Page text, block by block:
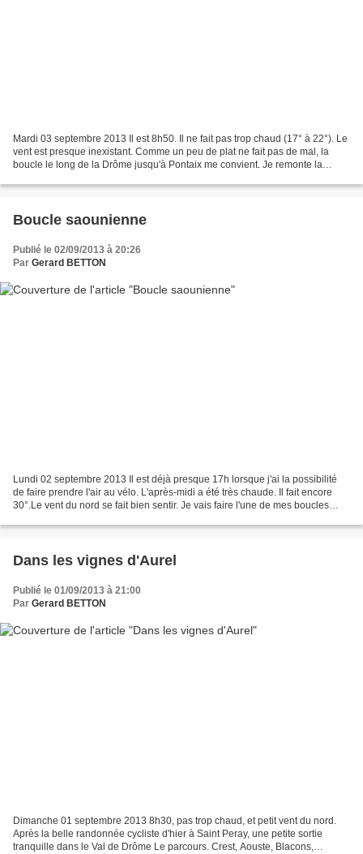
Mardi 03 septembre 2013 Il est 8h50. Il ne fait pas trop chaud (17° à 22°). Le
vent est presque inexistant. Comme un peu de plat ne fait pas de mal, la
boucle le long de la Drôme jusqu'à Pontaix me convient. Je remonte la
Boucle saounienne
Publié le 02/09/2013 à 20:26
Par Gerard BETTON
Lundi 02 septembre 2013 Il est déjà presque 17h lorsque j'ai la possibilité
de faire prendre l'air au vélo. L'après-midi a été très chaude. Il fait encore
30°.Le vent du nord se fait bien sentir. Je vais faire l'une de mes boucles
Dans les vignes d'Aurel
Publié le 01/09/2013 à 21:00
Par Gerard BETTON
Dimanche 01 septembre 2013 8h30, pas trop chaud, et petit vent du nord.
Après la belle randonnée cycliste d'hier à Saint Peray, une petite sortie
tranquille dans le Val de Drôme Le parcours. Crest, Aouste, Blacons,